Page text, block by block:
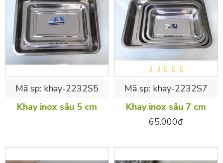
Mã sp: khay-2232S5
Khay inox sâu 5 cm
Mã sp: khay-2232S7
Khay inox sâu 7 cm
65.000đ